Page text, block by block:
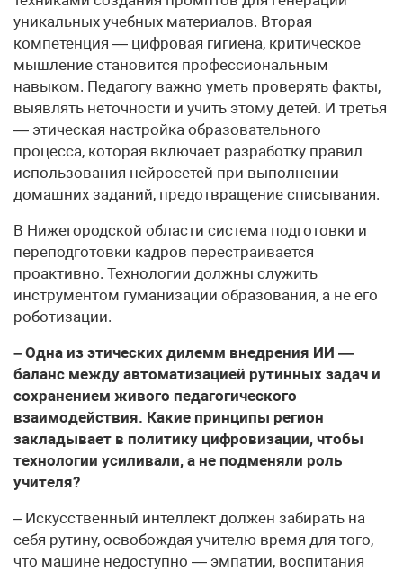
уникальных учебных материалов. Вторая
компетенция — цифровая гигиена, критическое
мышление становится профессиональным
навыком. Педагогу важно уметь проверять факты,
выявлять неточности и учить этому детей. И третья
— этическая настройка образовательного
процесса, которая включает разработку правил
использования нейросетей при выполнении
домашних заданий, предотвращение списывания.
В Нижегородской области система подготовки и
переподготовки кадров перестраивается
проактивно. Технологии должны служить
инструментом гуманизации образования, а не его
роботизации.
– Одна из этических дилемм внедрения ИИ —
баланс между автоматизацией рутинных задач и
сохранением живого педагогического
взаимодействия. Какие принципы регион
закладывает в политику цифровизации, чтобы
технологии усиливали, а не подменяли роль
учителя?
– Искусственный интеллект должен забирать на
себя рутину, освобождая учителю время для того,
что машине недоступно — эмпатии, воспитания